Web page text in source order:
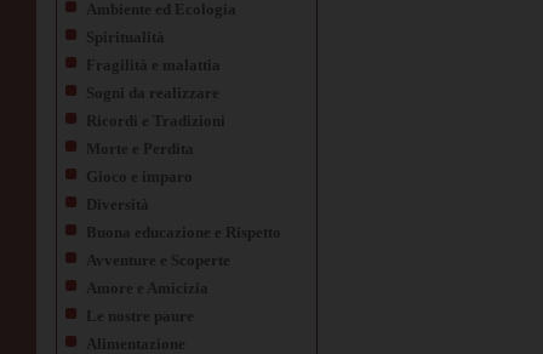
Ambiente ed Ecologia
Spiritualità
Fragilità e malattia
Sogni da realizzare
Ricordi e Tradizioni
Morte e Perdita
Gioco e imparo
Diversità
Buona educazione e Rispetto
Avventure e Scoperte
Amore e Amicizia
Le nostre paure
Alimentazione